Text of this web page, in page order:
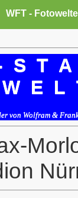
WFT -
S T
W E L
von Wolfram &